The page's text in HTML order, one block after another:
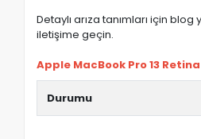
Detaylı arıza tanımları için
iletişime geçin.
Apple MacBook Pro 13
Durumu